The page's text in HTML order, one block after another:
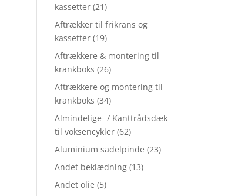
kassetter (21)
Aftrækker til frikrans og
kassetter (19)
Aftrækkere & montering til
krankboks (26)
Aftrækkere og montering til
krankboks (34)
Almindelige- / Kanttrådsdæk
til voksencykler (62)
Aluminium sadelpinde (23)
Andet beklædning (13)
Andet olie (5)